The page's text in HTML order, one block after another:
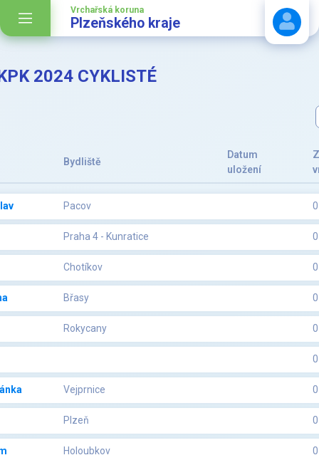
Vrchařská koruna
Plzeňského kraje
2024 CYKLISTÉ
Bydliště
Datum
uložení
Pacov 0
Praha 4 - Kunratice 0
Chotíkov 0
Břasy 0
Rokycany 0
0
Vejprnice 0
Plzeň 0
Holoubkov 0